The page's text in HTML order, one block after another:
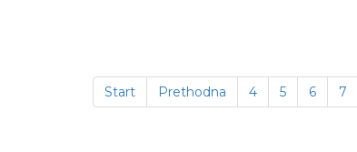
Start Prethodna 4 5 6 7